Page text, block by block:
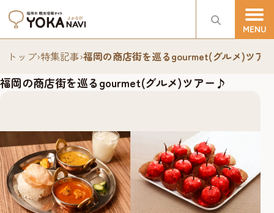
トップ›特集記事›福岡の商店街を巡るgourmet(グルメ)ツア
福岡の商店街を巡るgourmet(グルメ)ツアー♪